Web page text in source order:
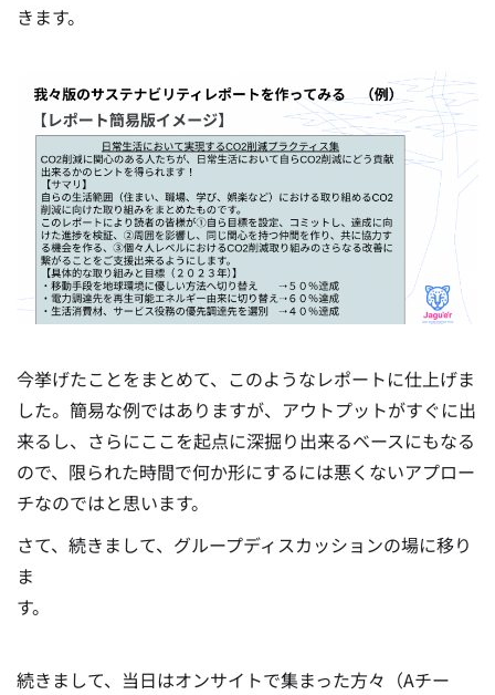
きます。
今挙げたことをまとめて、このようなレポートに仕上げま
した。簡易な例ではありますが、アウトプットがすぐに出
来るし、さらにここを起点に深掘り出来るベースにもなる
ので、限られた時間で何か形にするには悪くないアプロー
チなのではと思います。
さて、続きまして、グループディスカッションの場に移り
ま
す。
続きまして、当日はオンサイトで集まった方々（Aチー